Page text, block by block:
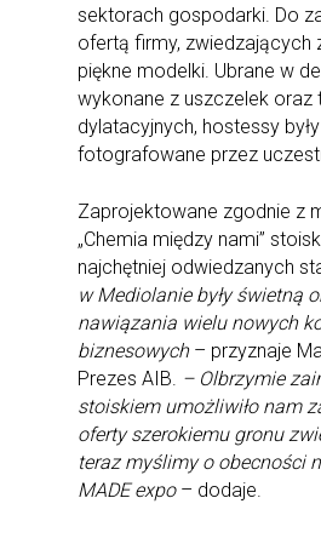
sektorach gospodarki. Do
ofertą firmy, zwiedzających
piękne modelki. Ubrane w
wykonane z uszczelek oraz
dylatacyjnych, hostessy
fotografowane przez
Zaprojektowane zgodnie z
„Chemia między nami”
najchętniej odwiedzanych
w Mediolanie były świetną
nawiązania wielu nowych
biznesowych – przyznaje
Prezes AIB. – Olbrzymie
stoiskiem umożliwiło nam
oferty szerokiemu gronu
teraz myślimy o obecności
MADE expo – dodaje.